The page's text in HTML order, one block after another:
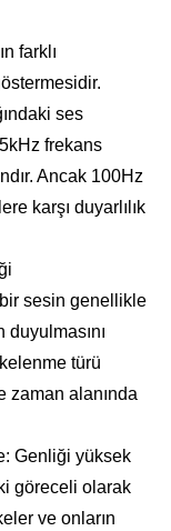
farklı
ses
frekans
Ancak 100Hz
karşı duyarlılık
sesin genellikle
türü
zaman alanında
Genliği yüksek
göreceli olarak
ve onların